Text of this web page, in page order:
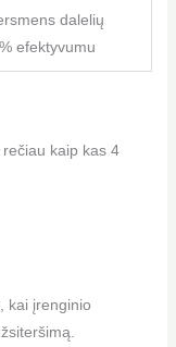
dalelių
efektyvumu
kaip kas 4
kai įrenginio